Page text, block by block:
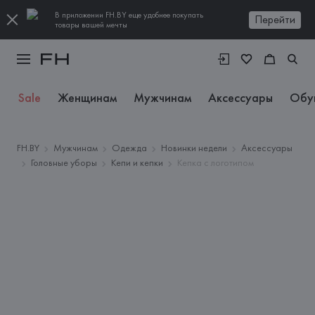
В приложении FH.BY еще удобнее покупать
товары вашей мечты
Перейти
Sale Женщинам Мужчинам Аксессуары
FH.BY Мужчинам Одежда Новинки недели
Аксессуары
Головные уборы
Кепи и кепки Кепка с логотипом